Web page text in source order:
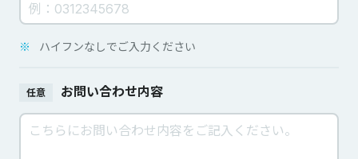
※ ハイフンなしでご入力ください
任意 お問い合わせ内容